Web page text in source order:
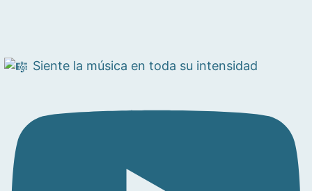
Siente la música en toda su intensidad